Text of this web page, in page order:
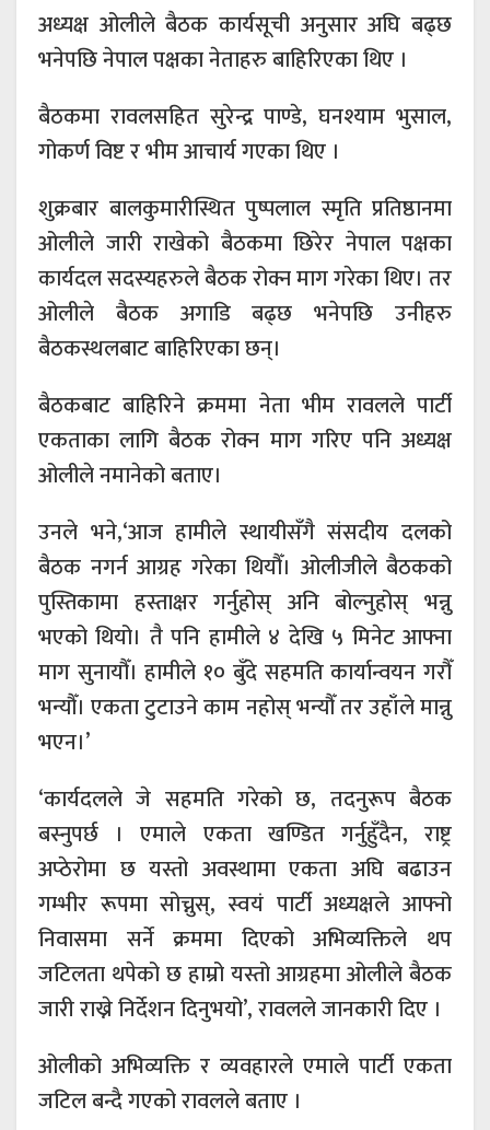
अध्यक्ष ओलीले बैठक कार्यसूची अनुसार अघि बढ्छ
भनेपछि नेपाल पक्षका नेताहरु बाहिरिएका थिए ।
बैठकमा रावलसहित सुरेन्द्र पाण्डे, घनश्याम भुसाल,
गोकर्ण विष्ट र भीम आचार्य गएका थिए ।
शुक्रबार बालकुमारीस्थित पुष्पलाल स्मृति प्रतिष्ठानमा
ओलीले जारी राखेको बैठकमा छिरेर नेपाल पक्षका
कार्यदल सदस्यहरुले बैठक रोक्न माग गरेका थिए। तर
ओलीले बैठक अगाडि बढ्छ भनेपछि उनीहरु
बैठकस्थलबाट बाहिरिएका छन्।
बैठकबाट बाहिरिने क्रममा नेता भीम रावलले पार्टी
एकताका लागि बैठक रोक्न माग गरिए पनि अध्यक्ष
ओलीले नमानेको बताए।
उनले भने,‘आज हामीले स्थायीसँगै संसदीय दलको
बैठक नगर्न आग्रह गरेका थियौँ। ओलीजीले बैठकको
पुस्तिकामा हस्ताक्षर गर्नुहोस् अनि बोल्नुहोस् भन्नु
भएको थियो। तै पनि हामीले ४ देखि ५ मिनेट आफ्ना
माग सुनायौँ। हामीले १० बुँदे सहमति कार्यान्वयन गरौँ
भन्यौँ। एकता टुटाउने काम नहोस् भन्यौँ तर उहाँले मान्नु
भएन।’
‘कार्यदलले जे सहमति गरेको छ, तदनुरूप बैठक
बस्नुपर्छ । एमाले एकता खण्डित गर्नुहुँदैन, राष्ट्र
अप्ठेरोमा छ यस्तो अवस्थामा एकता अघि बढाउन
गम्भीर रूपमा सोच्नुस्, स्वयं पार्टी अध्यक्षले आफ्नो
निवासमा सर्ने क्रममा दिएको अभिव्यक्तिले थप
जटिलता थपेको छ हाम्रो यस्तो आग्रहमा ओलीले बैठक
जारी राख्ने निर्देशन दिनुभयो’, रावलले जानकारी दिए ।
ओलीको अभिव्यक्ति र व्यवहारले एमाले पार्टी एकता
जटिल बन्दै गएको रावलले बताए ।